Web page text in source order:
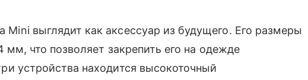
выглядит как аксессуар из будущего. Его размеры
мм, что позволяет закрепить его на одежде
устройства находится высокоточный